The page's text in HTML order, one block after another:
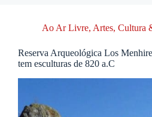
Ao Ar Livre, Artes, Cultura
Reserva Arqueológica Los
tem esculturas de 820 a.C